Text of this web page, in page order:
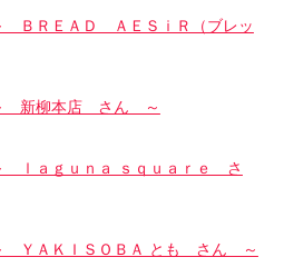
ＢＲＥＡＤ ＡＥＳｉＲ（ブレッ
～ 新柳本店 さん ～
ｌａｇｕｎａ ｓｑｕａｒｅ さ
ＹＡＫＩＳＯＢＡ とも さん ～